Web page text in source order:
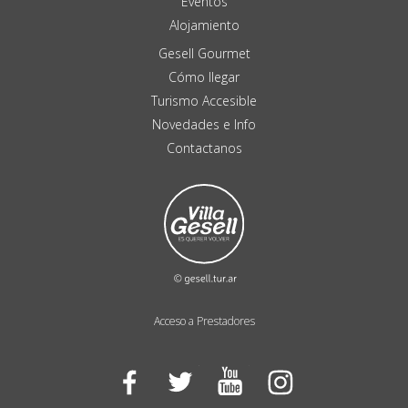
Acceso a Prestadores
Alojamiento
Gesell Gourmet
Cómo llegar
Turismo Accesible
Novedades e Info
Contactanos
Facebook Twitter YouTube